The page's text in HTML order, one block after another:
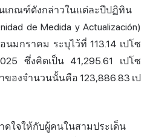
เกณฑ์ดังกล่าวในแต่ละปีปฏิทิน
de Medida y Actualización)
นมกราคม ระบุไว้ที่ 113.14 เปโซ
ซึ่งคิดเป็น 41,295.61 เปโซ
ของจำนวนนั้นคือ 123,886.83 เป
ดใจให้กับผู้คนในสามประเด็น